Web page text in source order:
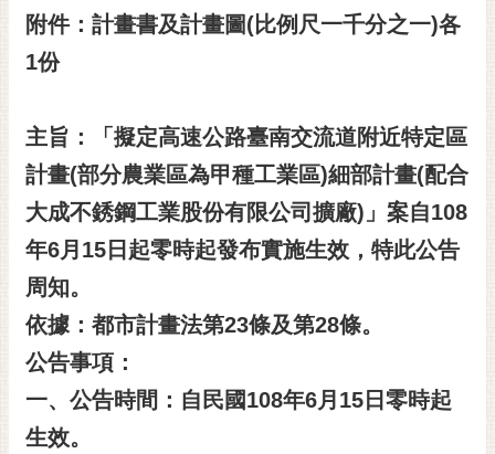
黃
偉
螢
光
花
泉
桐
祭
站
導
覽
附件：計畫書及計畫圖(比例尺一千分之一)各
1份
主旨：「擬定高速公路臺南交流道附近特定區
計畫(部分農業區為甲種工業區)細部計畫(配合
大成不銹鋼工業股份有限公司擴廠) 」案自108
年6月15 日起零時起發布實施生效，特此公告
周知。
依據：都市計畫法第23條及第28條。
公告事項：
一、公告時間：自民國108年6月15 日零時起
生效。